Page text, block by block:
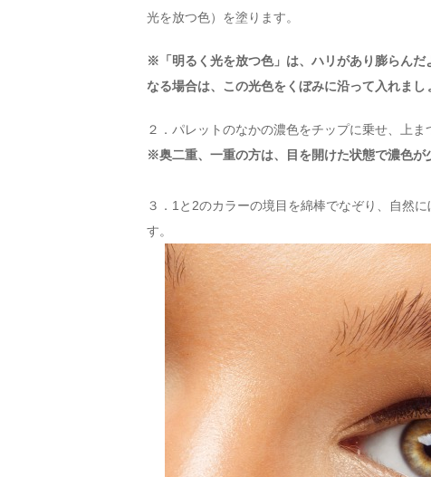
光を放つ色）を塗ります。
※「明るく光を放つ色」は、ハリがあり膨らん
なる場合は、この光色をくぼみに沿って入れまし
２．パレットのなかの濃色をチップに乗せ、上ま
※奥二重、一重の方は、目を開けた状態で濃色が
３．1と2のカラーの境目を綿棒でなぞり、自然
す。